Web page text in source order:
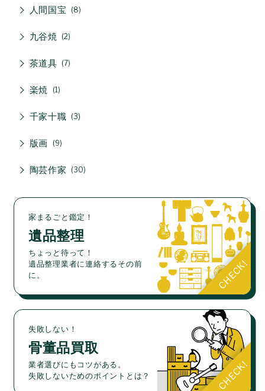
人間国宝 8
九谷焼 2
茶道具 7
楽焼 1
千家十職 3
版画 9
陶芸作家 30
家まるごと鑑定！
遺品整理
ちょっと待って！
遺品整理業者に連絡するその前
に。
失敗しない！
骨董品買取
業者選びにもコツがある。
失敗しないためのポイントとは？